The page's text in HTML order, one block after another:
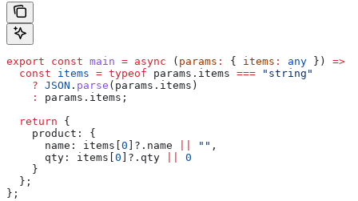
export const main = async ( params : { items : any }) =>
  const
items = typeof params . items === "string"
    ?
JSON . parse ( params . items )
    :
params . items ;
  return
{
    product:
{
      name:
items 0 ]?. name "" ,
      qty:
items 0 ]?. qty
0
    }
  };
};